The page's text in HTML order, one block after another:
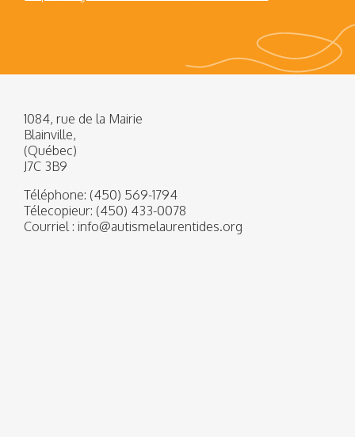
1084, rue de la Mairie
Blainville,
(Québec)
J7C 3B9
Téléphone: (450) 569-1794
Télecopieur: (450) 433-0078
Courriel : info@autismelaurentides.org